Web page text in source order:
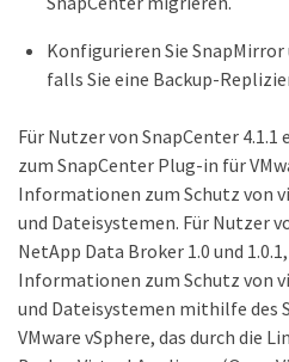
Konfigurieren Sie SnapMirror
falls Sie eine Backup-
Für Nutzer von SnapCenter
zum SnapCenter Plug-in für
Informationen zum Schutz von
und Dateisystemen. Für Nutzer
NetApp Data Broker 1.0 und
Informationen zum Schutz von
und Dateisystemen mithilfe des
VMware vSphere, das durch die